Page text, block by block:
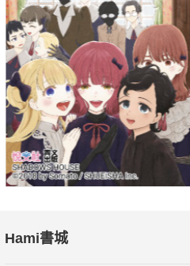
Hami書城